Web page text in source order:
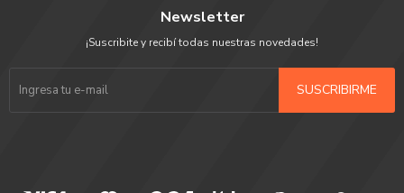
Newsletter
¡Suscribite y recibí todas nuestras novedades!
SUSCRIBIRME